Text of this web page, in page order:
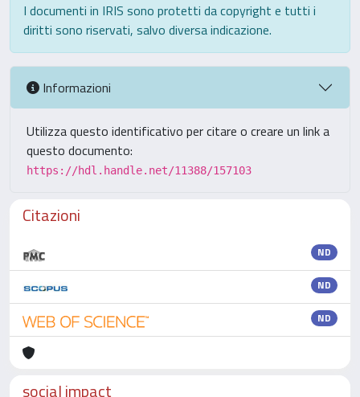
I documenti in IRIS sono protetti da copyright e tutti i
diritti sono riservati, salvo diversa indicazione.
Informazioni
Utilizza questo identificativo per citare o creare un link a
questo documento:
https://hdl.handle.net/11388/157103
Citazioni
ND
ND
ND
social impact